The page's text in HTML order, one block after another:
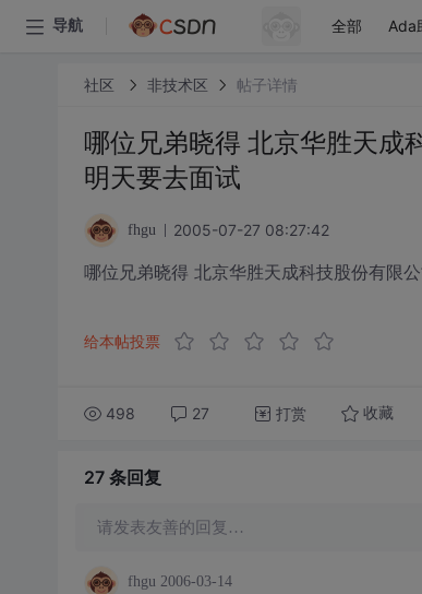
导航 全部 Ada
社区 非技术区 帖子详情
哪位兄弟晓得 北京华胜天成
明天要去面试
fhgu 2005-07-27 08:27:42
哪位兄弟晓得 北京华胜天成科技股份有限
给本帖投票
498 27 打赏 收藏
27 条回复
请发表友善的回复…
fhgu 2006-03-14